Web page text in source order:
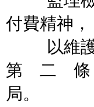
付費精神，
以維護
第 二 條
局。